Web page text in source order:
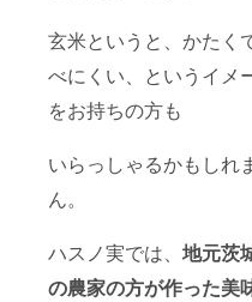
玄米というと、かたく
べにくい、というイメ
をお持ちの方も
いらっしゃるかもしれ
ん。
ハスノ実では、 地元茨
の農家の方が作った美